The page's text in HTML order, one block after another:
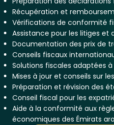
Récupération et
Vérifications de conformité
Assistance pour les litiges et
Documentation des prix de
Conseils fiscaux
Solutions fiscales adaptées
Mises à jour et conseils sur
Préparation et révision des
Conseil fiscal pour les
Aide à la conformité aux
économiques des Émirats